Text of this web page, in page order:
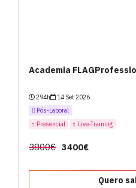
Academia
294h
14 Set 2026
Pós-Laboral
Presencial
Live-Training
3800€ 3400€
Quero